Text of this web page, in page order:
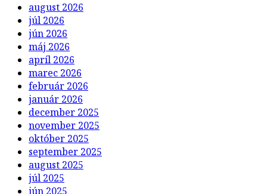
august 2026
júl 2026
jún 2026
máj 2026
apríl 2026
marec 2026
február 2026
január 2026
december 2025
november 2025
október 2025
september 2025
august 2025
júl 2025
jún 2025